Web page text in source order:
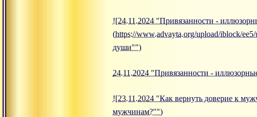
![24.11.2024 "Привязанности -
(https://www.advayta.org/upload/iblock/
души"")
24.11.2024 "Привязанности -
![23.11.2024 "Как вернуть доверие к
мужчинам?"")